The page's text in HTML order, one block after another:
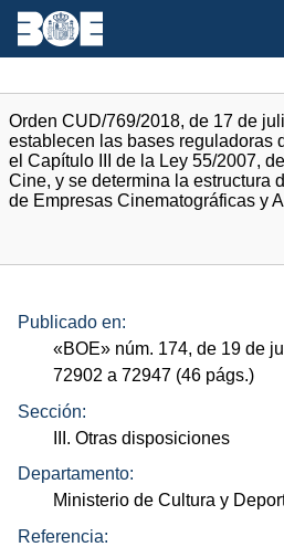
Orden CUD/769/2018, de 17 de
establecen las bases reguladoras
el Capítulo III de la Ley 55/2007,
Cine, y se determina la estructura
de Empresas Cinematográficas y
Publicado en:
«BOE» núm. 174, de 19 de
72902 a 72947 (46 págs.)
Sección:
III. Otras disposiciones
Departamento:
Ministerio de Cultura y
Referencia: